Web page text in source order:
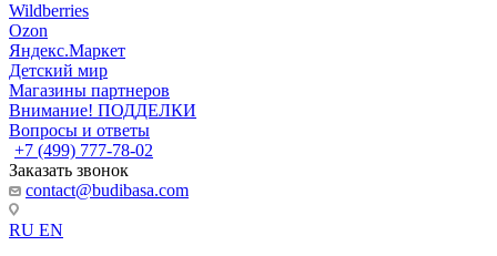
Wildberries
Ozon
Яндекс.Маркет
Детский мир
Магазины партнеров
Внимание! ПОДДЕЛКИ
Вопросы и ответы
+7 (499) 777-78-02
Заказать звонок
contact@budibasa.com
RU EN